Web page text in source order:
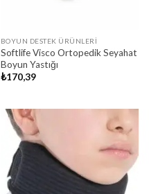
BOYUN DESTEK ÜRÜNLERI
Softlife Visco Ortopedik Seyahat
Boyun Yastığı
₺170,39